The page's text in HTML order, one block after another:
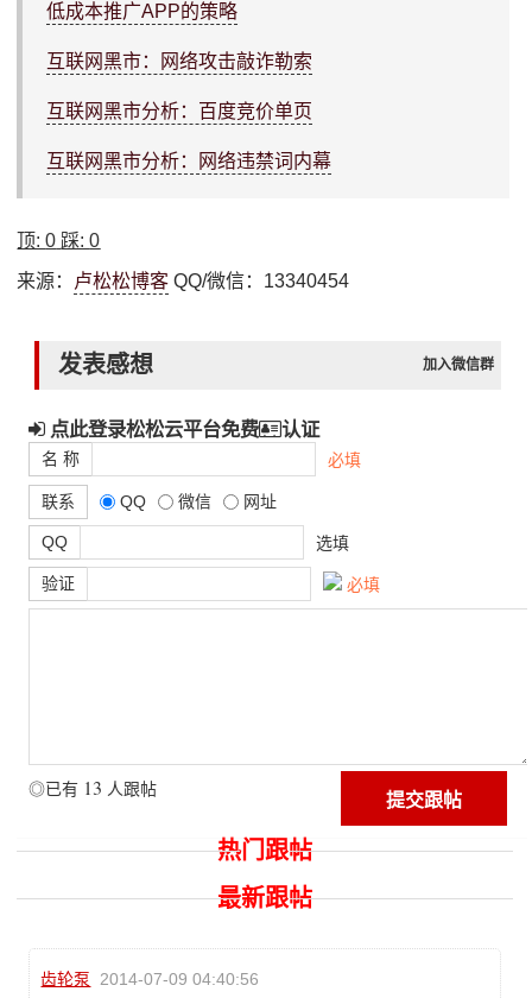
低成本推广APP的策略
互联网黑市：网络攻击敲诈勒索
互联网黑市分析：百度竞价单页
互联网黑市分析：网络违禁词内幕
顶:0 踩:0
来源： 卢松松博客 QQ/微信：13340454
发表感想 加入微信群
点此登录松松云平台免费 认证
名 称 必填
联系 QQ 微信 网址
QQ 选填
验证 必填
◎已有 13 人跟帖
热门跟帖
最新跟帖
齿轮泵 2014-07-09 04:40:56